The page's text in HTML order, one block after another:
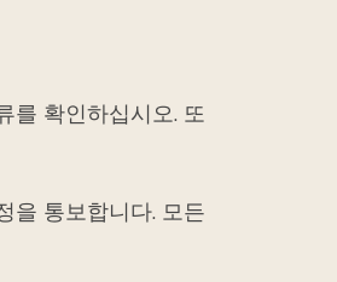
를 확인하십시오. 또
을 통보합니다. 모든